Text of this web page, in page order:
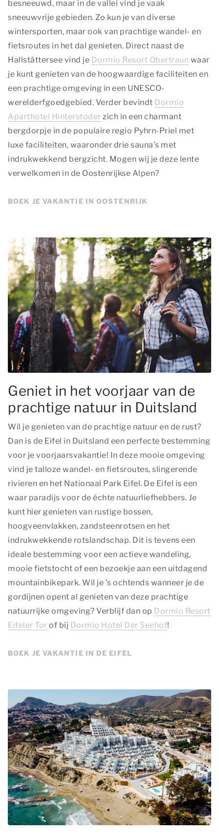
besneeuwd, maar in de vallei vind je vaak
sneeuwvrije gebieden. Zo kun je van diverse
wintersporten, maar ook van prachtige wandel- en
fietsroutes in het dal genieten. Direct naast de
Hallstättersee vind je Dormio Resort Obertraun waar
je kunt genieten van de hoogwaardige faciliteiten en
een prachtige omgeving in een UNESCO-
werelderfgoedgebied. Verder bevindt Dormio
Aparthotel Hinterstoder zich in een charmant
bergdorpje in de populaire regio Pyhrn-Priel met
luxe faciliteiten, waaronder drie sauna’s met
indrukwekkend bergzicht. Mogen wij je deze lente
verwelkomen in de Oostenrijkse Alpen?
BOEK JE VAKANTIE IN OOSTENRIJK
Geniet in het voorjaar van de
prachtige natuur in Duitsland
Wil je genieten van de prachtige natuur en de rust?
Dan is de Eifel in Duitsland een perfecte bestemming
voor je voorjaarsvakantie! In deze mooie omgeving
vind je talloze wandel- en fietsroutes, slingerende
rivieren en het Nationaal Park Eifel. De Eifel is een
waar paradijs voor de échte natuurliefhebbers. Je
kunt hier genieten van rustige bossen,
hoogveenvlakken, zandsteenrotsen en het
indrukwekkende rotslandschap. Dit is tevens een
ideale bestemming voor een actieve wandeling,
mooie fietstocht of een bezoekje aan een uitdagend
mountainbikepark. Wil je ’s ochtends wanneer je de
gordijnen opent al genieten van deze prachtige
natuurrijke omgeving? Verblijf dan op Dormio Resort
Eifeler Tor of bij Dormio Hotel Der Seehof!
BOEK JE VAKANTIE IN DE EIFEL